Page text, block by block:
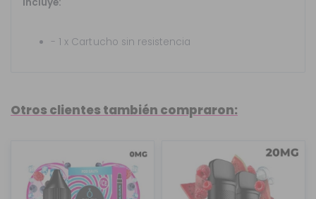
- 1 x Cartucho sin resistencia
Otros clientes también compraron: